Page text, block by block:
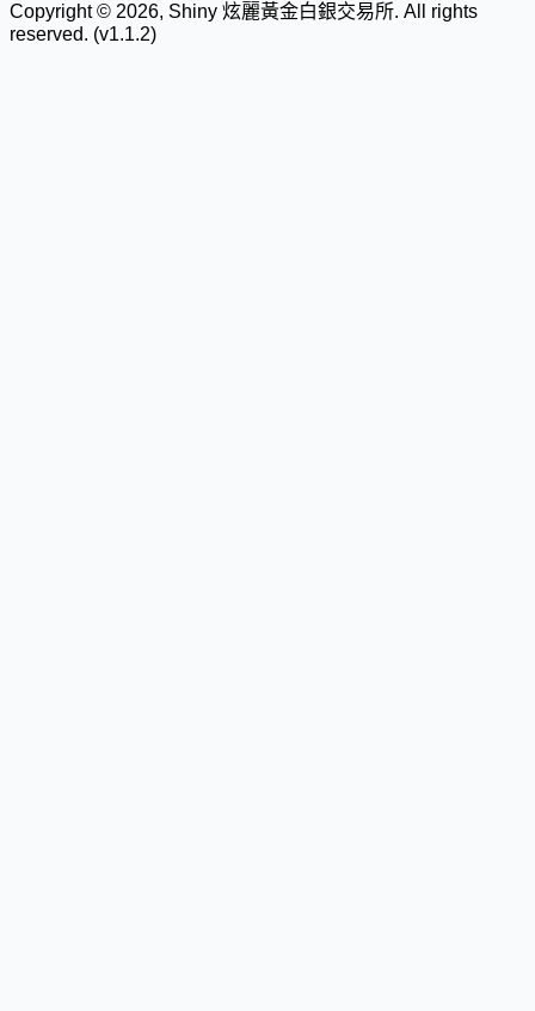
Copyright © 2026, Shiny 炫麗黃金白銀交易所. All rights
reserved. (v1.1.2)